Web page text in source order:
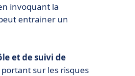
invoquant la
entrainer un
et de suivi de
sur les risques